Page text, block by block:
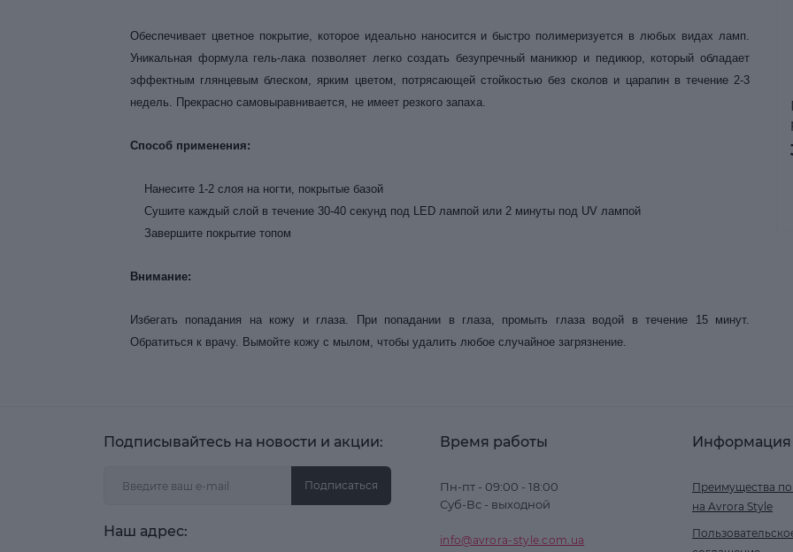
Обеспечивает цветное покрытие, которое идеально наносится и быстро полимеризуется в любых видах ламп.
Уникальная формула гель-лака позволяет легко создать безупречный маникюр и педикюр, который обладает
эффектным глянцевым блеском, ярким цветом, потрясающей стойкостью без сколов и царапин в течение 2-3
недель. Прекрасно самовыравнивается, не имеет резкого запаха.
Способ применения:
Нанесите 1-2 слоя на ногти, покрытые базой
Сушите каждый слой в течение 30-40 секунд под LED лампой или 2 минуты под UV лампой
Завершите покрытие топом
Внимание:
Избегать попадания на кожу и глаза. При попадании в глаза, промыть глаза водой в течение 15 минут.
Обратиться к врачу. Вымойте кожу с мылом, чтобы удалить любое случайное загрязнение.
Подписывайтесь на новости и акции:
Подписаться
Наш адрес:
Время работы
Пн-пт - 09:00 - 18:00
Суб-Вс - выходной
info@avrora-style.com.ua
Информация
Преимущества
на Avrora Style